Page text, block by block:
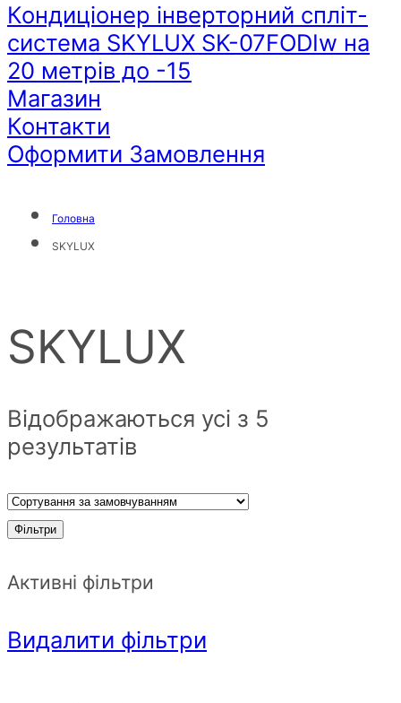
Кондиціонер інверторний спліт-
система SKYLUX SK-07FODIw на
20 метрів до -15
Магазин
Контакти
Оформити Замовлення
Головна
SKYLUX
SKYLUX
Відображаються усі з 5
результатів
Фільтри
Активні фільтри
Видалити фільтри